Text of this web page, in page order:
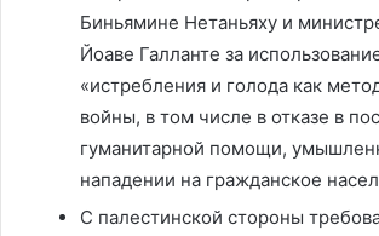
Биньямине Нетаньяху и
Йоаве Галланте за
«истребления и голода как
войны, в том числе в отказе в
гуманитарной помощи,
нападении на гражданское
С палестинской стороны